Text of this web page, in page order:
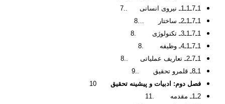
1ـ7ـ1ـ1ـ نیروی انسانی ..7
1ـ7ـ1ـ2ـ ساختار …8
1ـ7ـ1ـ3ـ تکنولوژی .8
1ـ7ـ1ـ4ـ وظیفه .8
1ـ7ـ2ـ تعاریف عملیاتی ..8
1ـ8ـ قلمرو تحقیق ..9
فصل دوم: ادبیات و پیشینه تحقیق
2ـ1ـ مقدمه .11